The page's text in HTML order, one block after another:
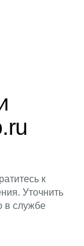
к
Уточнить
в службе